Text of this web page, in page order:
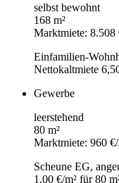
selbst bewohnt
168 m²
Marktmiete: 8.508
Einfamilien-
Nettokaltmiete
Gewerbe
leerstehend
80 m²
Marktmiete: 960
Scheune EG,
1,00 €/m² für 80